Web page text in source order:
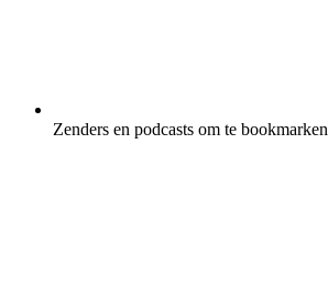
Zenders en podcasts om te bookmarken